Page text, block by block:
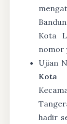
Kota
nomor
Ujian
Kota
hadir